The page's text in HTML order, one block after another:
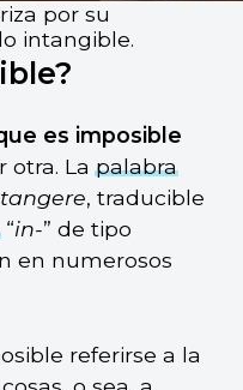
por su
intangible.
es imposible
otra. Lapalabra
tangere, traducible
“in-” de tipo
en numerosos
referirse a la